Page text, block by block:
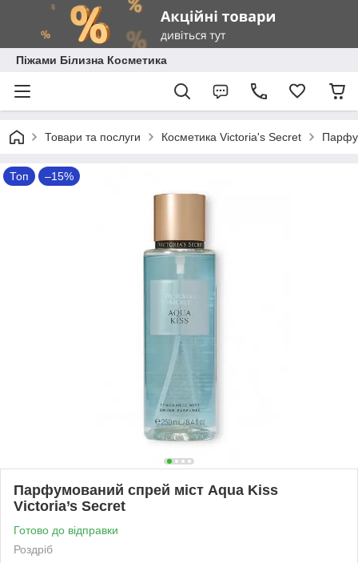
Піжами Білизна Косметика
Товари та послуги Косметика Victoria's Secret
Топ –15%
Парфумований спрей міст Aqua Kiss
Victoria’s Secret
Готово до відправки
Роздріб